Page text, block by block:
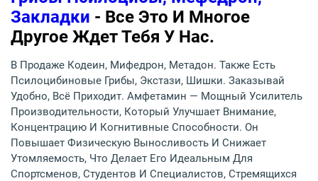
Закладки - Все Это И Многое
Другое Ждет Тебя У Нас.
В Продаже Кодеин, Мифедрон, Метадон. Также Есть
Псилоцибиновые Грибы, Экстази, Шишки. Заказывай
Удобно, Всё Приходит. Амфетамин — Мощный Усилитель
Производительности, Который Улучшает Внимание,
Концентрацию И Когнитивные Способности. Он
Повышает Физическую Выносливость И Снижает
Утомляемость, Что Делает Его Идеальным Для
Спортсменов, Студентов И Специалистов, Стремящихся